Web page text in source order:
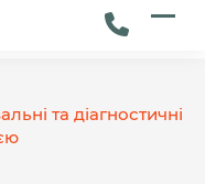
та діагностичні